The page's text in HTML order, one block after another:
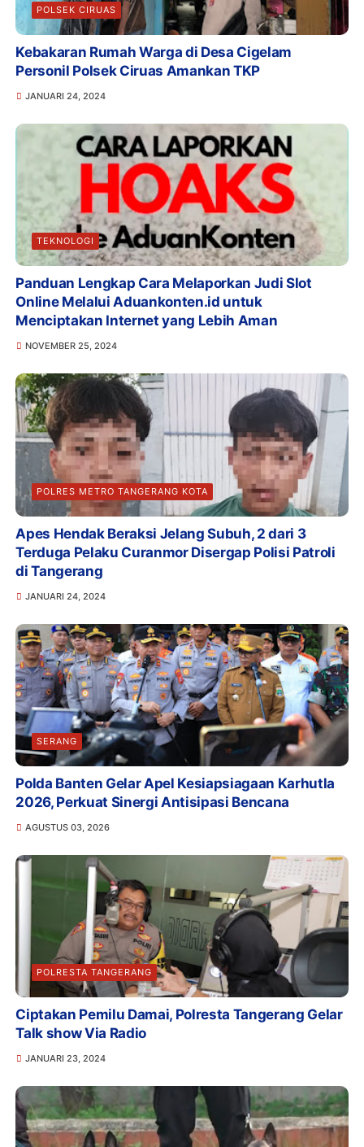
POLSEK CIRUAS
Kebakaran Rumah Warga di Desa Cigelam
Personil Polsek Ciruas Amankan TKP
JANUARI 24, 2024
TEKNOLOGI
Panduan Lengkap Cara Melaporkan Judi Slot
Online Melalui Aduankonten.id untuk
Menciptakan Internet yang Lebih Aman
NOVEMBER 25, 2024
POLRES METRO TANGERANG KOTA
Apes Hendak Beraksi Jelang Subuh, 2 dari 3
Terduga Pelaku Curanmor Disergap Polisi Patroli
di Tangerang
JANUARI 24, 2024
SERANG
Polda Banten Gelar Apel Kesiapsiagaan Karhutla
2026, Perkuat Sinergi Antisipasi Bencana
AGUSTUS 03, 2026
POLRESTA TANGERANG
Ciptakan Pemilu Damai, Polresta Tangerang Gelar
Talk show Via Radio
JANUARI 23, 2024